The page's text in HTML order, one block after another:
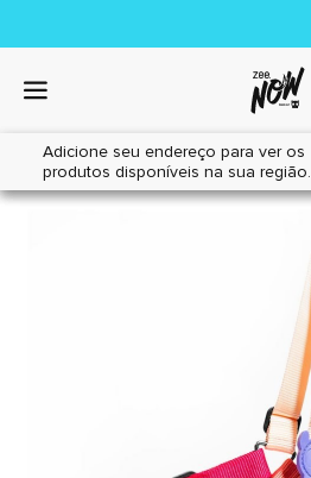
Adicione seu endereço para ver os
produtos disponíveis na sua região.
Home|Cães|Acessórios